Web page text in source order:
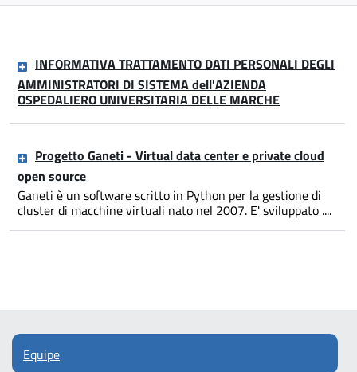
INFORMATIVA TRATTAMENTO DATI PERSONALI DEGLI
AMMINISTRATORI DI SISTEMA dell'AZIENDA
OSPEDALIERO UNIVERSITARIA DELLE MARCHE
Progetto Ganeti - Virtual data center e private cloud
open source
Ganeti è un software scritto in Python per la gestione di
cluster di macchine virtuali nato nel 2007. E' sviluppato ....
Equipe